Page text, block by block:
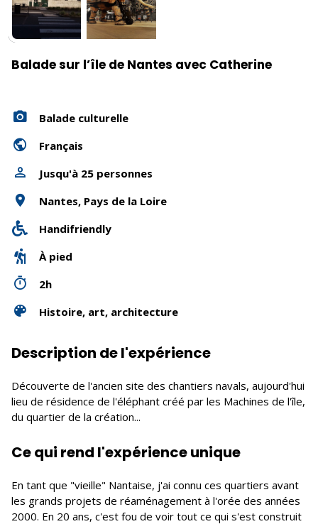
Balade sur l’île de Nantes avec Catherine
Balade culturelle
Français
Jusqu'à 25 personnes
Nantes, Pays de la Loire
Handifriendly
À pied
2h
Histoire, art, architecture
Description de l'expérience
Découverte de l'ancien site des chantiers navals, aujourd'hui
lieu de résidence de l'éléphant créé par les Machines de l'île,
du quartier de la création...
Ce qui rend l'expérience unique
En tant que "vieille" Nantaise, j'ai connu ces quartiers avant
les grands projets de réaménagement à l'orée des années
2000. En 20 ans, c'est fou de voir tout ce qui s'est construit